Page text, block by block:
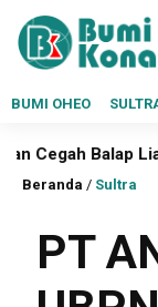
BUMI OHEO
Liar
Beranda / Sultra
PT